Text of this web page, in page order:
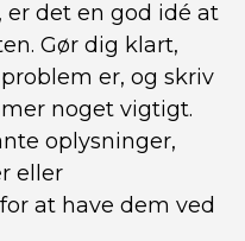
det en god idé at
Gør dig klart,
er, og skriv
noget vigtigt.
oplysninger,
eller
at have dem ved